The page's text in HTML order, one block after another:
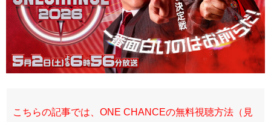
こちらの記事では、ONE CHANCEの無料視聴方法（見